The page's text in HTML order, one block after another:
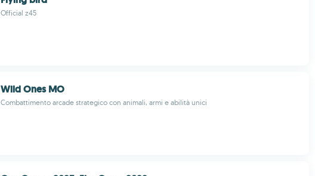
Official z45
Wild Ones MO
Combattimento arcade strategico con animali, armi e abilità unici